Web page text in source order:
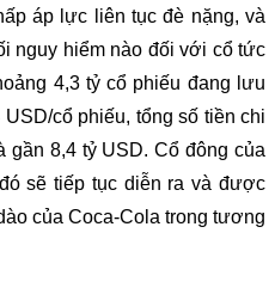
áp lực liên tục đè nặng, và
nguy hiểm nào đối với cổ tức
4,3 tỷ cổ phiếu đang lưu
cổ phiếu, tổng số tiền chi
gần 8,4 tỷ USD. Cổ đông của
sẽ tiếp tục diễn ra và được
của Coca-Cola trong tương